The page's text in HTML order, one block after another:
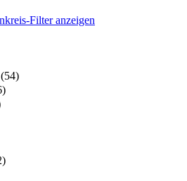
Filter anzeigen
(54)